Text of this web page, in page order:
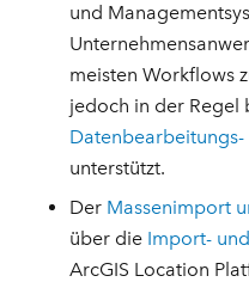
und
meisten Workflows
jedoch in der Regel
unterstützt.
Der Massenimport
über die Import-
ArcGIS Location